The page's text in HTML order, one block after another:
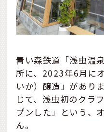
青い森鉄道「浅虫温
所に、2023年6月に
いか）醸造」があり
じて、浅虫初のクラ
プンした」という、
ん。